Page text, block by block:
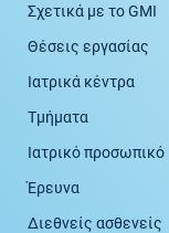
Σχετικά με το GMI
Θέσεις εργασίας
Ιατρικά κέντρα
Τμήματα
Ιατρικό προσωπικό
Έρευνα
Διεθνείς ασθενείς